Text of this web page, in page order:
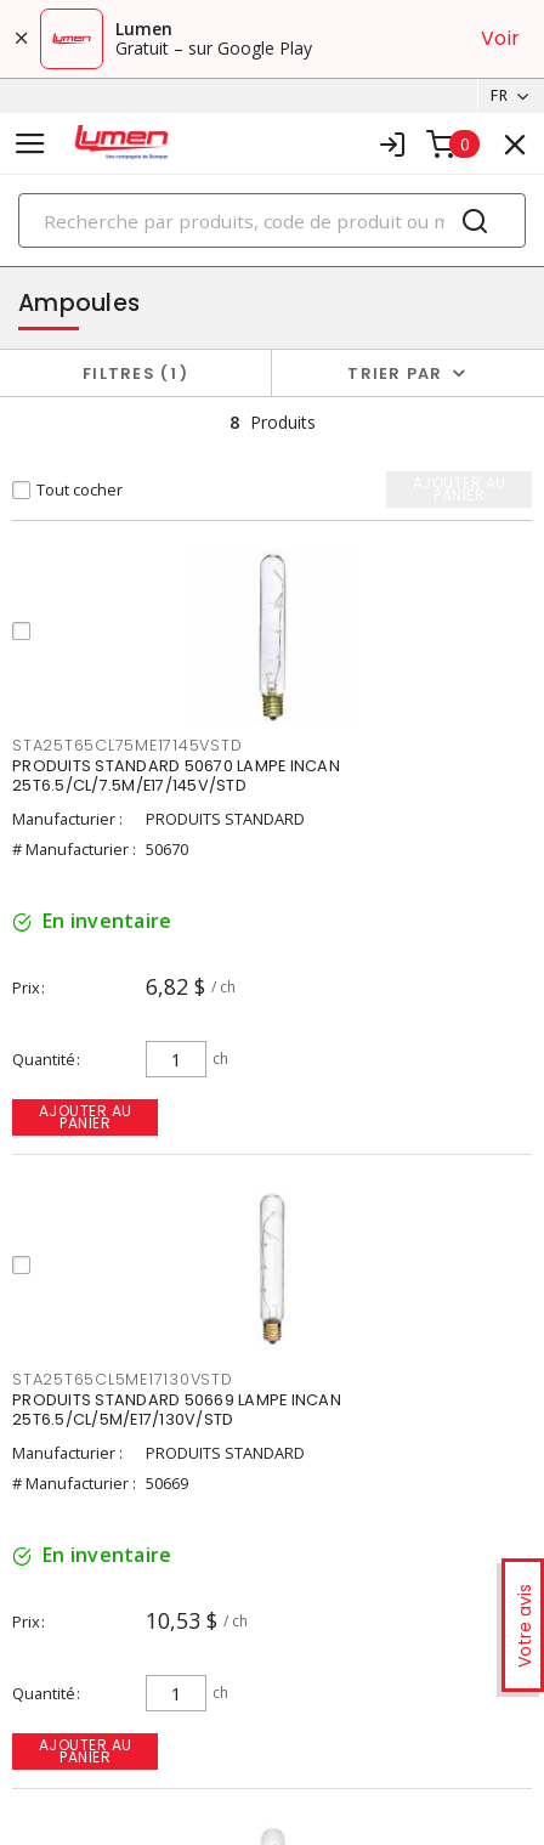
Lumen
Gratuit – sur Google Play
Voir
FR
0
PRODUITS
éclairage
Votre avis
Ampoules
FILTRES 1 TRIER PAR
8 Produits
Tout cocher
STA25T65CL75ME17145VSTD
PRODUITS STANDARD 50670 LAMPE INCAN
25T6.5/CL/7.5M/E17/145V/STD
Manufacturier :
PRODUITS STANDARD
# Manufacturier : 50670
En inventaire
Prix 6,82 $ / ch
Quantité ch
AJOUTER AU
PANIER
STA25T65CL5ME17130VSTD
PRODUITS STANDARD 50669 LAMPE INCAN
25T6.5/CL/5M/E17/130V/STD
Manufacturier :
PRODUITS STANDARD
# Manufacturier : 50669
En inventaire
Prix 10,53 $ / ch
Quantité ch
AJOUTER AU
PANIER